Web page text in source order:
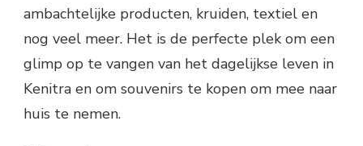
ambachtelijke producten, kruiden, textiel en
nog veel meer. Het is de perfecte plek om een
glimp op te vangen van het dagelijkse leven in
Kenitra en om souvenirs te kopen om mee naar
huis te nemen.